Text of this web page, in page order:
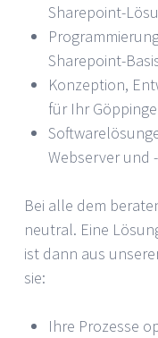
Sharepoint-
Sharepoint-
Konzeption,
für Ihr
Webserver und
Bei alle dem
neutral. Eine
ist dann aus
sie:
Ihre Prozesse